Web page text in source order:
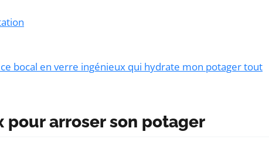
bocal en verre ingénieux qui hydrate mon potager tout
pour arroser son potager